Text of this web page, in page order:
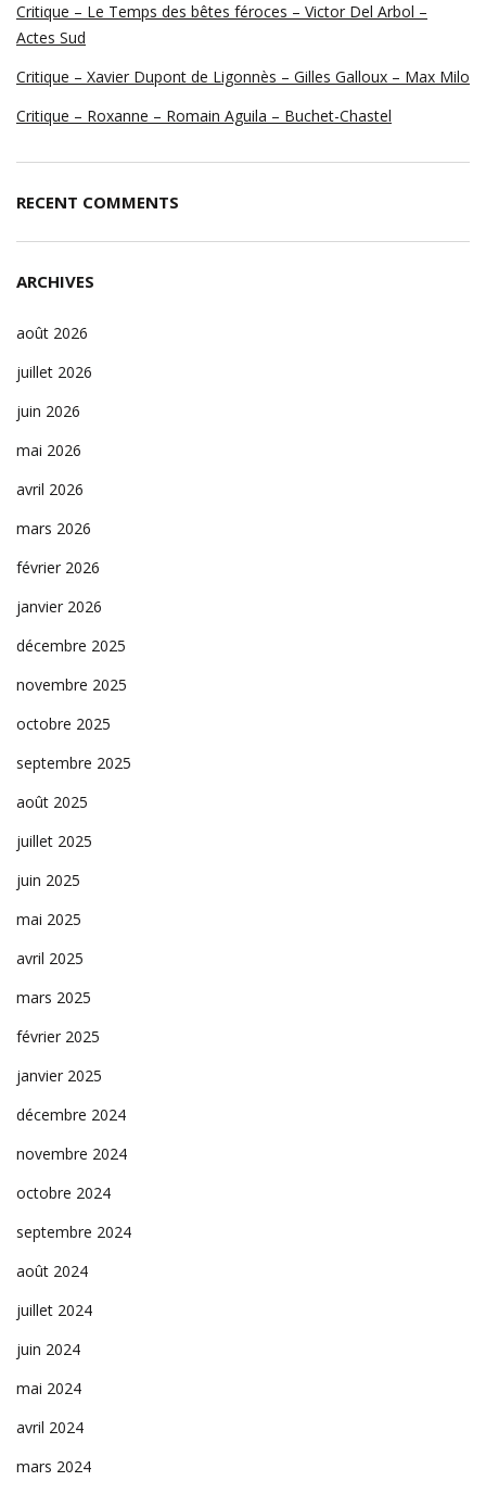
Critique – Le Temps des bêtes féroces – Victor Del Arbol –
Actes Sud
Critique – Xavier Dupont de Ligonnès – Gilles Galloux – Max Milo
Critique – Roxanne – Romain Aguila – Buchet-Chastel
RECENT COMMENTS
ARCHIVES
août 2026
juillet 2026
juin 2026
mai 2026
avril 2026
mars 2026
février 2026
janvier 2026
décembre 2025
novembre 2025
octobre 2025
septembre 2025
août 2025
juillet 2025
juin 2025
mai 2025
avril 2025
mars 2025
février 2025
janvier 2025
décembre 2024
novembre 2024
octobre 2024
septembre 2024
août 2024
juillet 2024
juin 2024
mai 2024
avril 2024
mars 2024